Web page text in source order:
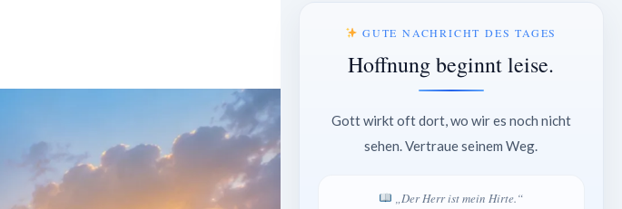
GUTE NACHRICHT DES TAGES
Hoffnung beginnt leise.
Gott wirkt oft dort, wo wir es noch nicht
sehen. Vertraue seinem Weg.
„Der Herr ist mein Hirte.“